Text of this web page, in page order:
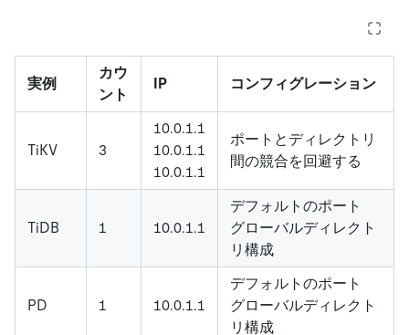
実例
カウ
ント
IP コンフィグレーション
TiKV 3
10.0.1.1
10.0.1.1
10.0.1.1
ポートとディレクトリ
間の競合を回避する
TiDB 1 10.0.1.1
デフォルトのポート
グローバルディレクト
リ構成
PD 1 10.0.1.1
デフォルトのポート
グローバルディレクト
リ構成